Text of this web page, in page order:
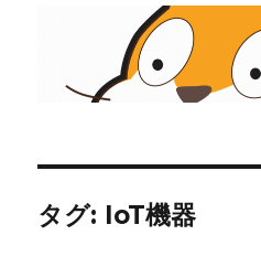
タグ: IoT機器